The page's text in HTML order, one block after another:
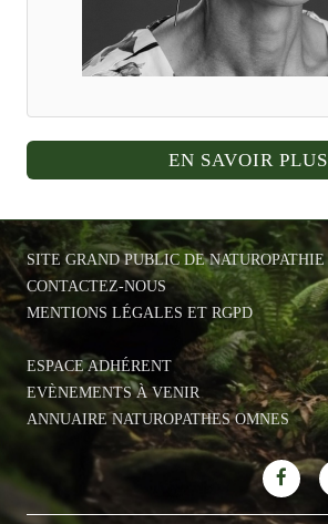
EN SAVOIR PLUS
SITE GRAND PUBLIC DE NATUROPATHIE
CONTACTEZ-NOUS
MENTIONS LÉGALES ET RGPD
ESPACE ADHÉRENT
EVÈNEMENTS À VENIR
ANNUAIRE NATUROPATHES OMNES